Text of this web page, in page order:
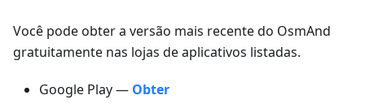
Você pode obter a versão mais recente do OsmAnd
gratuitamente nas lojas de aplicativos listadas.
Google Play — Obter